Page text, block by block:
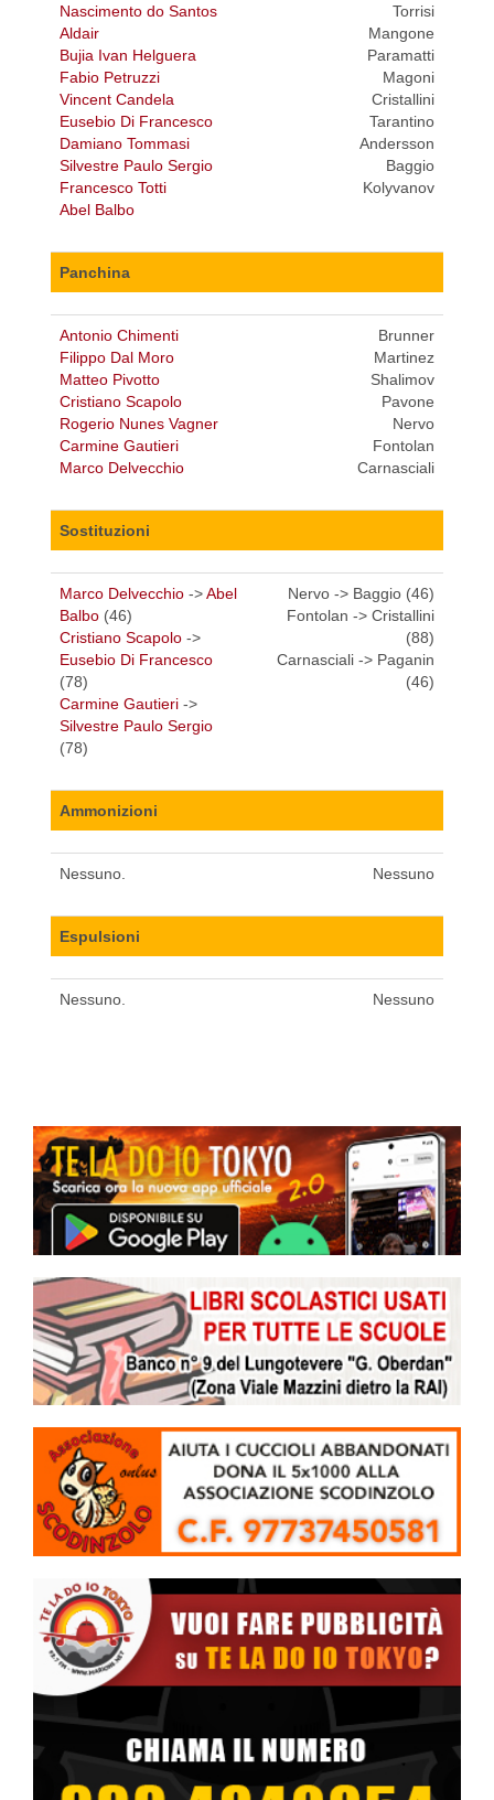
Nascimento do Santos
Aldair
Bujia Ivan Helguera
Fabio Petruzzi
Vincent Candela
Eusebio Di Francesco
Damiano Tommasi
Silvestre Paulo Sergio
Francesco Totti
Abel Balbo
Torrisi
Mangone
Paramatti
Magoni
Cristallini
Tarantino
Andersson
Baggio
Kolyvanov
Panchina
Antonio Chimenti
Filippo Dal Moro
Matteo Pivotto
Cristiano Scapolo
Rogerio Nunes Vagner
Carmine Gautieri
Marco Delvecchio
Brunner
Martinez
Shalimov
Pavone
Nervo
Fontolan
Carnasciali
Sostituzioni
Marco Delvecchio ->Abel
Balbo (46)
Cristiano Scapolo ->
Eusebio Di Francesco
(78)
Carmine Gautieri ->
Silvestre Paulo Sergio
(78)
Nervo -> Baggio (46)
Fontolan -> Cristallini
(88)
Carnasciali -> Paganin
(46)
Ammonizioni
Nessuno. Nessuno
Espulsioni
Nessuno. Nessuno